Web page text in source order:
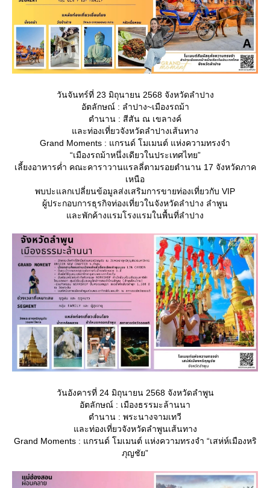
วันจันทร์ที่ 23 มิถุนายน 2568 จังหวัดลำปาง
อัตลักษณ์ : ลำปาง~เมืองรถม้า
ตำนาน : สีสัน ณ เขลางค์
ละท่องเที่ยวจังหวัดลำปางเส้นทาง
Grand Moments : แกรนด์ โมเมนต์ แห่งความทรงจำ
“เมืองรถม้าหนึ่งเดียวในประเทศไทย”
เลี้ยงอาหารค่ำ คณะคาราวานแรลลี่ตามรอยตำนาน 17 จังหวัดภาค
เหนือ
พบปะแลกเปลี่ยนข้อมูลส่งเสริมการขายท่องเที่ยวกับ VIP
ผู้ประกอบการธุรกิจท่องเที่ยวในจังหวัดลำปาง ลำพูน
ละพักค้างแรมโรงแรมในพื้นที่ลำปาง
วันอังคารที่ 24 มิถุนายน 2568 จังหวัดลำพูน
อัตลักษณ์ : เมืองธรรมะล้านนา
ตำนาน : พระนางจามเทวี
ละท่องเที่ยวจังหวัดลำพูนเส้นทาง
Grand Moments : แกรนด์ โมเมนต์ แห่งความทรงจำ “เสห่ห์เมืองหริ
ภุญชัย”